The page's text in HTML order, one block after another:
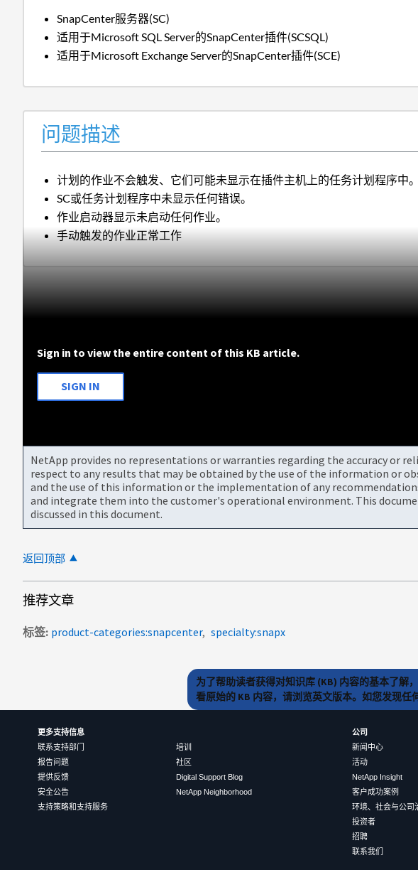
SnapCenter服务器(SC)
适用于Microsoft SQL Server的SnapCenter插件(SCSQL)
适用于Microsoft Exchange Server的SnapCenter插件(SCE)
问题描述
计划的作业不会触发、它们可能未显示在插件主机上的任务计划程序中。
SC或任务计划程序中未显示任何错误。
作业启动器显示未启动任何作业。
手动触发的作业正常工作
Sign in to view the entire content of this KB article.
SIGN IN
NetApp provides no representations or warranties regarding the accuracy or
respect to any results that may be obtained by the use of the information or
and the use of this information or the implementation of any
and integrate them into the customer's operational environment. This
discussed in this document.
返回顶部
推荐文章
标签 product-categories:snapcenter specialty:snapx
为了帮助读者获得对知识库 (KB) 内容的基本了解
看原始的 KB 内容，请浏览英文版本。如您发现任
更多支持信息
联系支持部门
报告问题
提供反馈
安全公告
支持策略和支持服务
培训
社区
Digital Support Blog
NetApp Neighborhood
公司
新闻中心
活动
NetApp Insight
客户成功案例
环境、社会与公司
投资者
招聘
联系我们